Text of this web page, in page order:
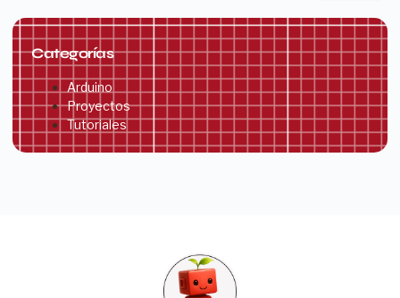
Categorías
Arduino
Proyectos
Tutoriales